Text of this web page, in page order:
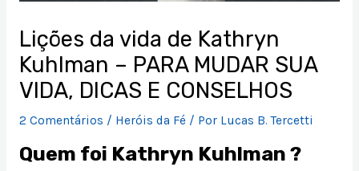
Lições da vida de Kathryn
Kuhlman – PARA MUDAR SUA
VIDA, DICAS E CONSELHOS
2 Comentários / Heróis da Fé/ Por Lucas B. Tercetti
Quem foi Kathryn Kuhlman ?